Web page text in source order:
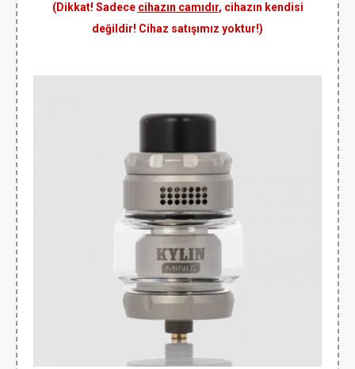
(Dikkat! Sadece cihazın camıdır, cihazın kendisi
değildir! Cihaz satışımız yoktur!)